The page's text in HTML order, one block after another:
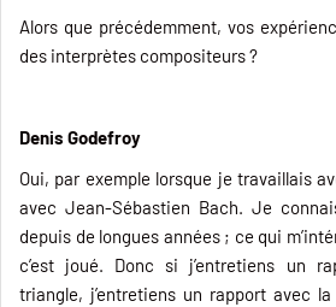
Alors que précédemment, vos
des interprètes compositeurs ?
Denis Godefroy
Oui, par exemple lorsque je travaillais
avec Jean-Sébastien Bach. Je
depuis de longues années ; ce qui
c’est joué. Donc si j’entretiens un
triangle, j’entretiens un rapport avec